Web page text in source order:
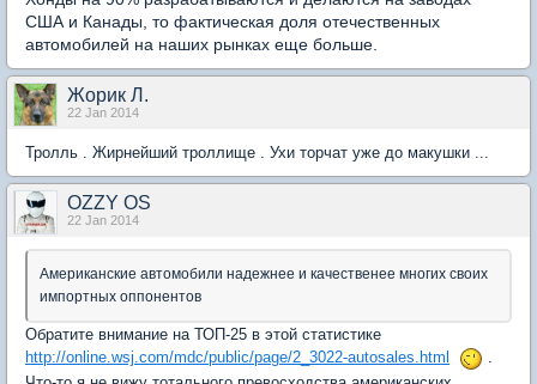
США и Канады, то фактическая доля отечественных
автомобилей на наших рынках еще больше.
Жорик Л.
22 Jan 2014
Тролль . Жирнейший троллище . Ухи торчат уже до макушки ...
OZZY OS
22 Jan 2014
Американские автомобили надежнее и качественее многих своих
импортных оппонентов
Обратите внимание на ТОП-25 в этой статистике
http://online.wsj.com/mdc/public/page/2_3022-autosales.html
.